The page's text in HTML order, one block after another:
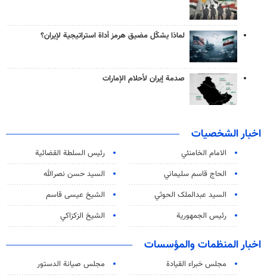
لماذا يشكّل مضيق هرمز أداة استراتيجية لإيران؟
صدمة إيران لأحلام الإمارات
اخبار الشخصيات
الامام الخامنئي
رئیس السلطة القضائیة
الحاج قاسم سليماني
السيد حسن نصرالله
السید عبدالملک الحوثي
الشيخ عيسى قاسم
رئيس الجمهورية
الشيخ الزكزاكي
اخبار المنظمات والمؤسسات
مجلس خبراء القيادة
مجلس صيانة الدستور